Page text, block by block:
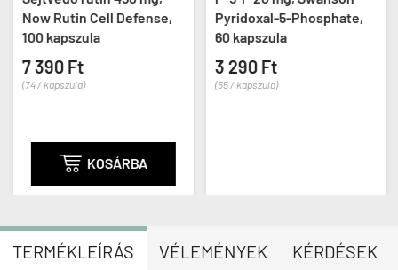
Now Rutin Cell Defense,
100 kapszula
7 390 Ft
(74 / kapszula)
 KOSÁRBA
Pyridoxal-5-Phosphate,
60 kapszula
3 290 Ft
(55 / kapszula)
TERMÉKLEÍRÁS VÉLEMÉNYEK KÉRDÉSEK